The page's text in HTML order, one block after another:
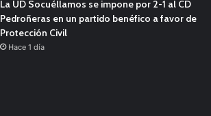
La UD Socuéllamos se impone por 2-1 al CD
Pedroñeras en un partido benéfico a favor de
Protección Civil
Hace 1 día